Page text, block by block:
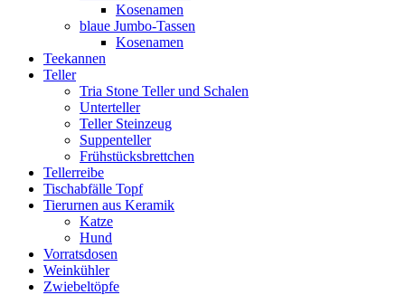
Kosenamen
blaue Jumbo-Tassen
Kosenamen
Teekannen
Teller
Tria Stone Teller und Schalen
Unterteller
Teller Steinzeug
Suppenteller
Frühstücksbrettchen
Tellerreibe
Tischabfälle Topf
Tierurnen aus Keramik
Katze
Hund
Vorratsdosen
Weinkühler
Zwiebeltöpfe